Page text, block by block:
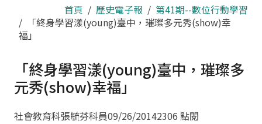
首頁 歷史電子報
第41期--數位行動學習
「終身學習漾(young)臺中，璀璨多元秀(show)幸
福」
「終身學習漾(young)臺中，璀璨多
元秀(show)幸福」
社會教育科張毓芬科員09/26/20142306 點閱